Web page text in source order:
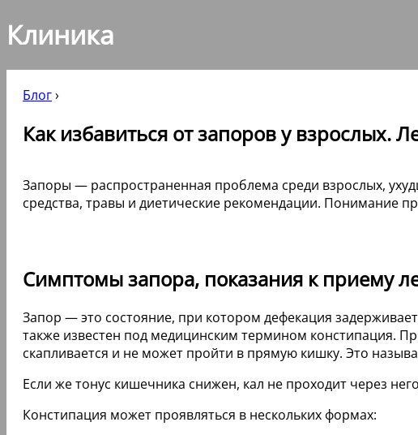
Клиника
Блог›
Как избавиться от запоров у взрослых.
Запоры — распространенная проблема среди взрослых,
средства, травы и диетические рекомендации. Понимание
Симптомы запора, показания к приему
Запор — это состояние, при котором дефекация
также известен под медицинским термином констипация.
скапливается и не может пройти в прямую кишку. Это
Если же тонус кишечника снижен, кал не проходит через
Констипация может проявляться в нескольких формах: